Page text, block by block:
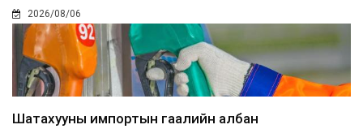
2026/08/06
Шатахууны импортын гаалийн албан